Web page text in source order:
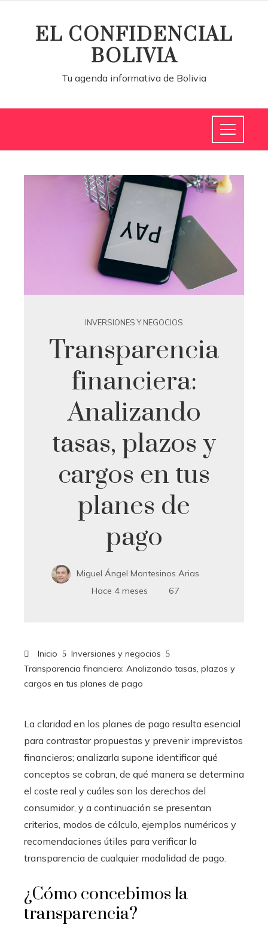
EL CONFIDENCIAL
BOLIVIA
Tu agenda informativa de Bolivia
INVERSIONES Y NEGOCIOS
Transparencia
financiera:
Analizando
tasas, plazos y
cargos en tus
planes de
pago
Miguel Ángel Montesinos Arias
Hace 4 meses
67
Inicio
Inversiones y negocios
Transparencia financiera: Analizando tasas, plazos y
cargos en tus planes de pago
La claridad en los planes de pago resulta esencial
para contrastar propuestas y prevenir imprevistos
financieros; analizarla supone identificar qué
conceptos se cobran, de qué manera se determina
el coste real y cuáles son los derechos del
consumidor, y a continuación se presentan
criterios, modos de cálculo, ejemplos numéricos y
recomendaciones útiles para verificar la
transparencia de cualquier modalidad de pago.
¿Cómo concebimos la
transparencia?